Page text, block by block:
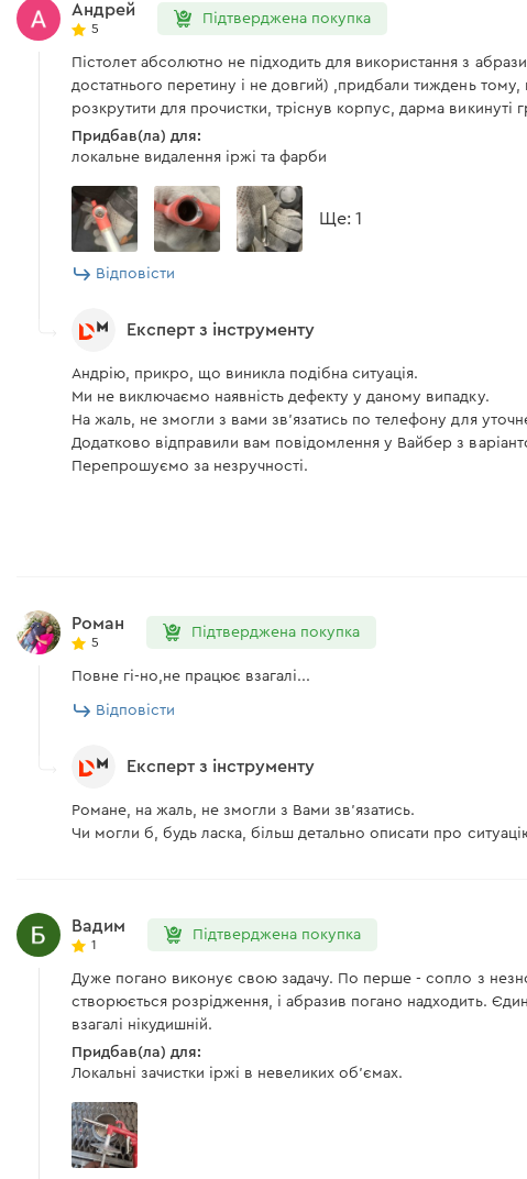
Андрей
5
Підтверджена покупка
Пістолет абсолютно не підходить для використання з
достатнього перетину і не довгий) ,придбали тиждень
розкрутити для прочистки, тріснув корпус, дарма викинуті
Придбав(ла) для:
локальне видалення іржі та фарби
Ще: 1
Відповісти
Експерт з інструменту
Андрію, прикро, що виникла подібна ситуація.
Ми не виключаємо наявність дефекту у даному випадку.
На жаль, не змогли з вами зв'язатись по телефону для
Додатково відправили вам повідомлення у Вайбер з
Перепрошуємо за незручності.
Роман
5
Підтверджена покупка
Повне гі-но,не працює взагалі...
Відповісти
Експерт з інструменту
Романе, на жаль, не змогли з Вами зв'язатись.
Чи могли б, будь ласка, більш детально описати про
Вадим
1
Підтверджена покупка
Дуже погано виконує свою задачу. По перше - сопло з
створюється розрідження, і абразив погано надходить.
взагалі нікудишній.
Придбав(ла) для:
Локальні зачистки іржі в невеликих об'ємах.